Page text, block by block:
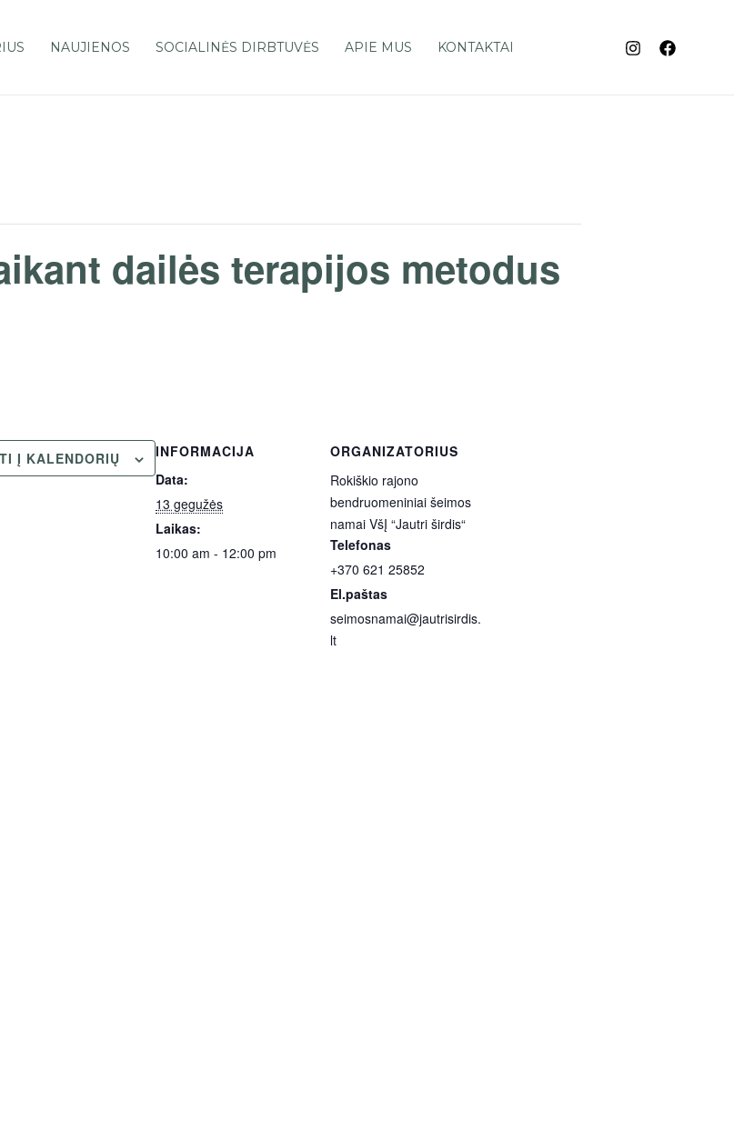
NAUJIENOS SOCIALINĖS DIRBTUVĖS APIE MUS KONTAKTAI
dailės terapijos metodus
Į KALENDORIŲ
INFORMACIJA
Data:
13 gegužės
Laikas:
10:00 am - 12:00 pm
ORGANIZATORIUS
Rokiškio rajono
bendruomeniniai šeimos
namai VšĮ “Jautri širdis“
Telefonas
+370 621 25852
El.paštas
seimosnamai@jautrisirdis.
lt